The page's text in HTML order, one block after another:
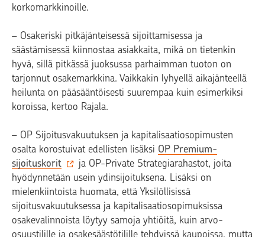
korkomarkkinoille.
– Osakeriski pitkäjänteisessä sijoittamisessa ja
säästämisessä kiinnostaa asiakkaita, mikä on tietenkin
hyvä, sillä pitkässä juoksussa parhaimman tuoton on
tarjonnut osakemarkkina. Vaikkakin lyhyellä aikajänteellä
heilunta on pääsääntöisesti suurempaa kuin esimerkiksi
koroissa, kertoo Rajala.
– OP Sijoitusvakuutuksen ja kapitalisaatiosopimusten
osalta korostuivat edellisten lisäksi OP Premium-
sijoituskorit
ja OP-Private Strategiarahastot, joita
hyödynnetään usein ydinsijoituksena. Lisäksi on
mielenkiintoista huomata, että Yksilöllisissä
sijoitusvakuutuksessa ja kapitalisaatiosopimuksissa
osakevalinnoista löytyy samoja yhtiöitä, kuin arvo-
osuustilille ja osakesäästötilille tehdyissä kaupoissa, mutta